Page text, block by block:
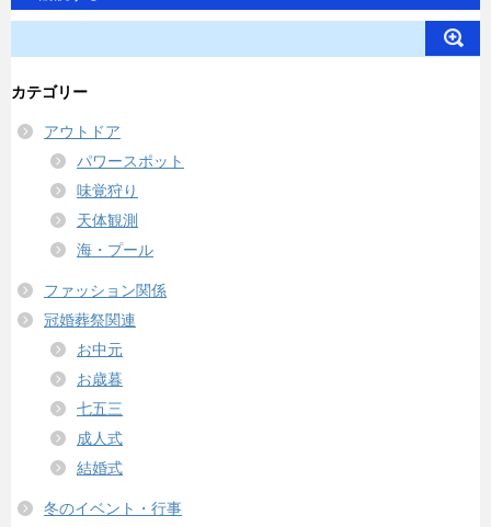
カテゴリー
アウトドア
パワースポット
味覚狩り
天体観測
海・プール
ファッション関係
冠婚葬祭関連
お中元
お歳暮
七五三
成人式
結婚式
冬のイベント・行事